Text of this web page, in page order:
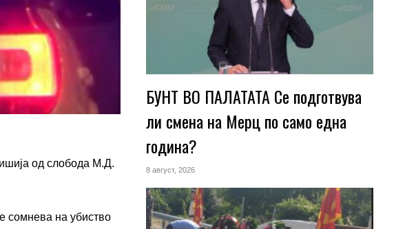
од слобода М.Д.
сомнева на убиство
БУНТ ВО ПАЛАТАТА Се подготвува
ли смена на Мерц по само една
година?
8 август, 2026